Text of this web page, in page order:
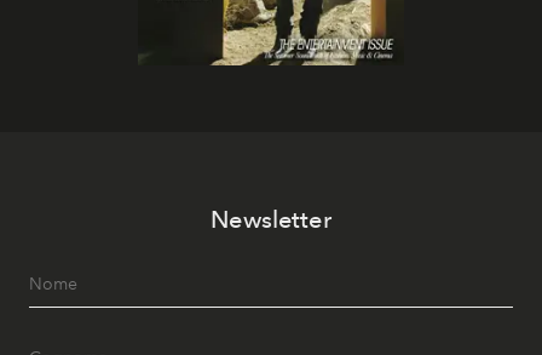
Newsletter